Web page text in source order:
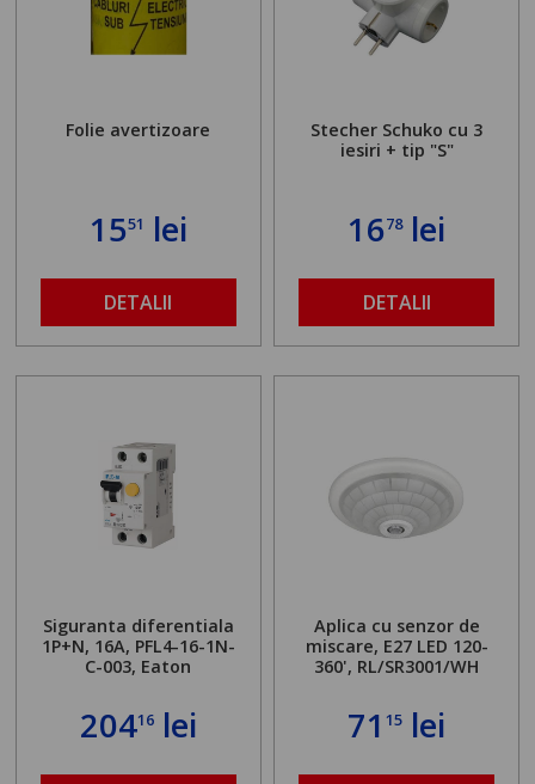
Folie avertizoare
1551 lei
DETALII
Stecher Schuko cu 3
iesiri + tip "S"
1678lei
DETALII
Siguranta diferentiala
1P+N, 16A, PFL4-16-1N-
C-003, Eaton
20416lei
Aplica cu senzor de
miscare, E27 LED 120-
360', RL/SR3001/WH
7115 lei